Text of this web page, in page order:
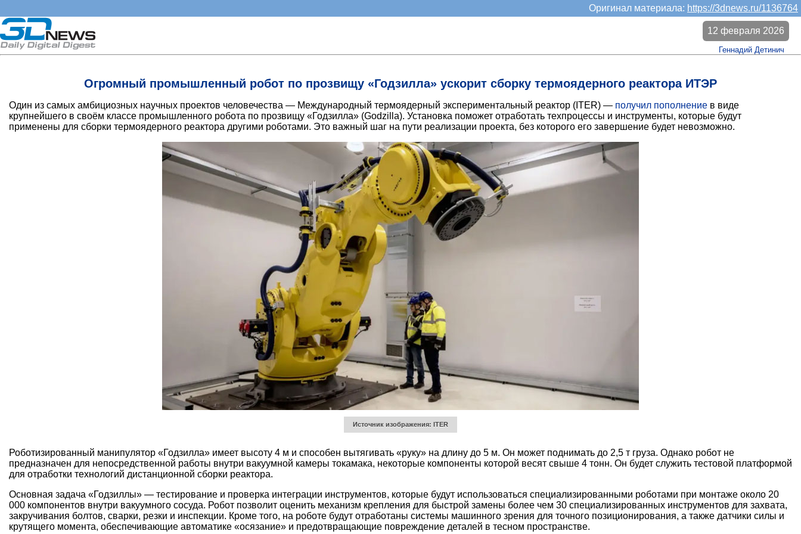
Оригинал материала: https://3dnews.ru/1136764
Огромный промышленный робот по прозвищу «Годзилла» ускорит сборку термоядерного реактора ИТЭР
12 февраля 2026
Геннадий Детинич
Один из самых амбициозных научных проектов человечества — Международный термоядерный экспериментальный реактор (ITER) — получил пополнение в виде
крупнейшего в своём классе промышленного робота по прозвищу «Годзилла» (Godzilla). Установка поможет отработать техпроцессы и инструменты, которые будут
применены для сборки термоядерного реактора другими роботами. Это важный шаг на пути реализации проекта, без которого его завершение будет невозможно.
Источник изображения: ITER
Роботизированный манипулятор «Годзилла» имеет высоту 4 м и способен вытягивать «руку» на длину до 5 м. Он может поднимать до 2,5 т груза. Однако робот не
предназначен для непосредственной работы внутри вакуумной камеры токамака, некоторые компоненты которой весят свыше 4 тонн. Он будет служить тестовой платформой
для отработки технологий дистанционной сборки реактора.
Основная задача «Годзиллы» — тестирование и проверка интеграции инструментов, которые будут использоваться специализированными роботами при монтаже около 20
000 компонентов внутри вакуумного сосуда. Робот позволит оценить механизм крепления для быстрой замены более чем 30 специализированных инструментов для захвата,
закручивания болтов, сварки, резки и инспекции. Кроме того, на роботе будут отработаны системы машинного зрения для точного позиционирования, а также датчики силы и
крутящего момента, обеспечивающие автоматике «осязание» и предотвращающие повреждение деталей в тесном пространстве.